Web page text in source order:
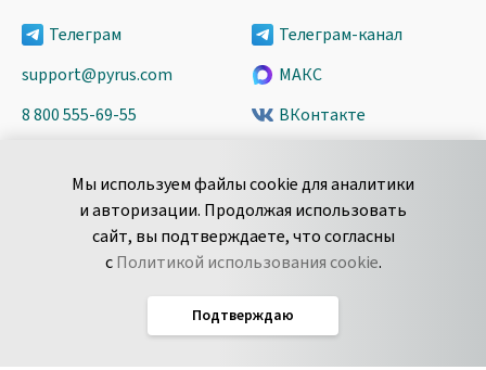
Мы используем файлы cookie для аналитики
и авторизации. Продолжая использовать
сайт, вы подтверждаете, что согласны
сПолитикой использования cookie.
Подтверждаю
Телеграм
support@pyrus.com
8 800 555-69-55
пн-пт с 9 до 18 часов (Мск)
Сообщить об
уязвимости
Телеграм-канал
МАКС
ВКонтакте
Spark
Дзен
Соглашение об обработке данных